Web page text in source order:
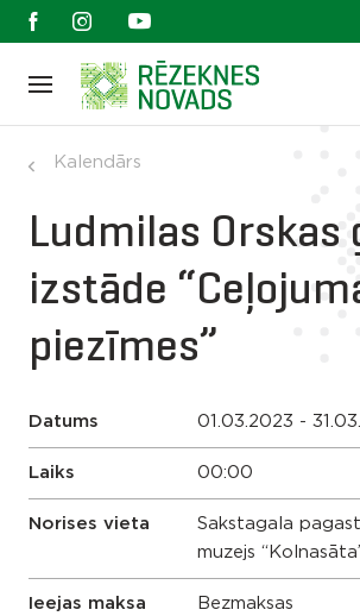
Kalendārs
Ludmilas Orskas
izstāde
piezīmes”
Datums 01.03.2023 -
Laiks 00:00
Norises vieta
Sakstagala
muzejs
Ieejas maksa Bezmaksas